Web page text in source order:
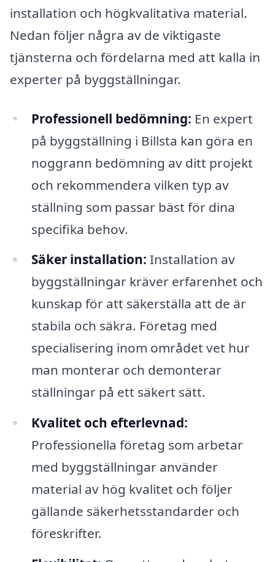
installation och högkvalitativa material.
Nedan följer några av de viktigaste
tjänsterna och fördelarna med att kalla in
experter på byggställningar.
Professionell bedömning: En expert
på byggställning i Billsta kan göra en
noggrann bedömning av ditt projekt
och rekommendera vilken typ av
ställning som passar bäst för dina
specifika behov.
Säker installation: Installation av
byggställningar kräver erfarenhet och
kunskap för att säkerställa att de är
stabila och säkra. Företag med
specialisering inom området vet hur
man monterar och demonterar
ställningar på ett säkert sätt.
Kvalitet och efterlevnad:
Professionella företag som arbetar
med byggställningar använder
material av hög kvalitet och följer
gällande säkerhetsstandarder och
föreskrifter.